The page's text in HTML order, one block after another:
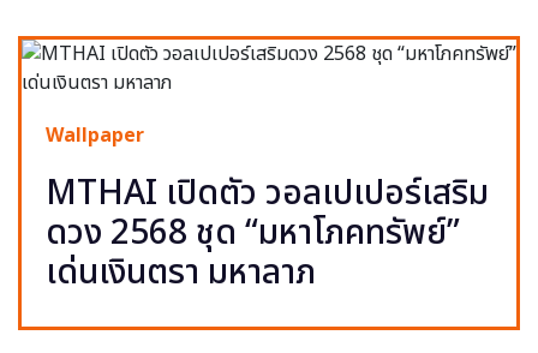
Wallpaper
MTHAI เปิดตัว วอลเปเปอร์เสริม
ดวง 2568 ชุด “มหาโภคทรัพย์”
เด่นเงินตรา มหาลาภ